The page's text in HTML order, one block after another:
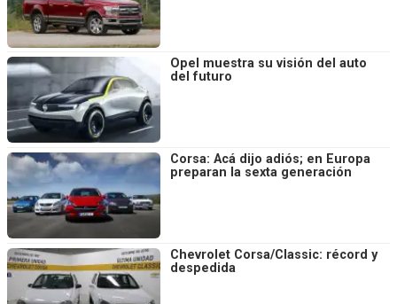
Opel muestra su visión del auto
del futuro
Corsa: Acá dijo adiós; en Europa
preparan la sexta generación
Chevrolet Corsa/Classic: récord y
despedida